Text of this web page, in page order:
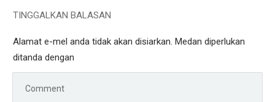
TINGGALKAN BALASAN
Alamat e-mel anda tidak akan disiarkan. Medan diperlukan
ditanda dengan